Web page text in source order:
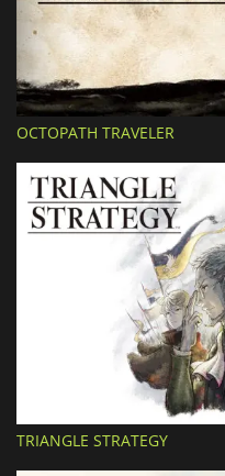
OCTOPATH TRAVELER
TRIANGLE STRATEGY